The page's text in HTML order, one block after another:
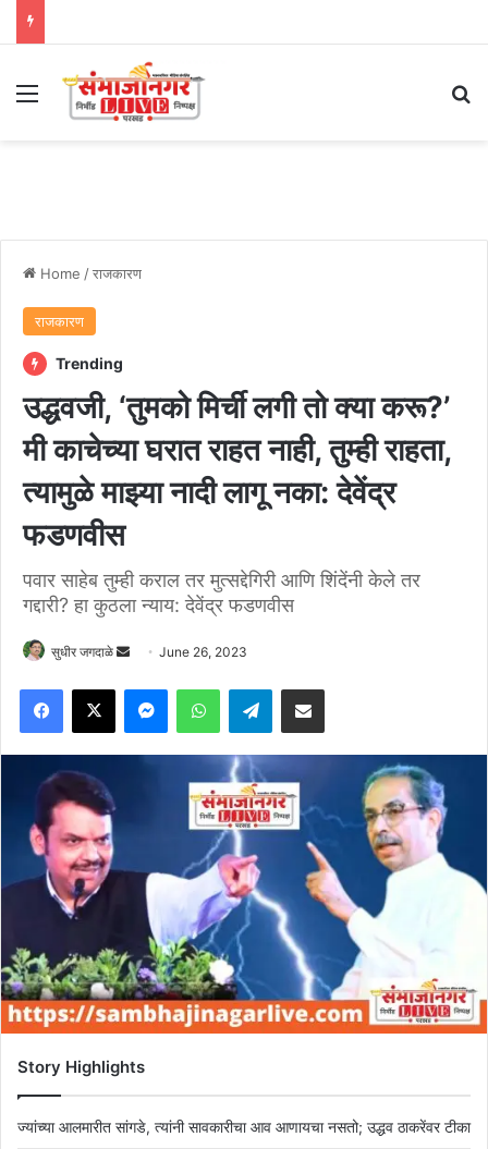
Menu
Home /राजकारण
राजकारण
Trending
उद्धवजी, ‘तुमको मिर्ची लगी तो क्या करू?’
मी काचेच्या घरात राहत नाही, तुम्ही राहता,
त्यामुळे माझ्या नादी लागू नका: देवेंद्र
फडणवीस
पवार साहेब तुम्ही कराल तर मुत्सद्देगिरी आणि शिंदेंनी केले तर
गद्दारी? हा कुठला न्याय: देवेंद्र फडणवीस
सुधीर जगदाळे
Send
email
June 26, 2023
Facebook
X MessengerWhatsAppTelegramShare via Email
Story Highlights
ज्यांच्या आलमारीत सांगडे, त्यांनी सावकारीचा आव आणायचा नसतो; उद्धव ठाकरेंवर टीका